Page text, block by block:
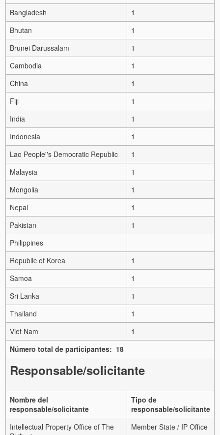
Bangladesh
1
Bhutan
1
Brunei Darussalam
1
Cambodia
1
China
1
Fiji
1
India
1
Indonesia
1
Lao People''s Democratic Republic
1
Malaysia
1
Mongolia
1
Nepal
1
Pakistan
1
Philippines
Republic of Korea
1
Samoa
1
Sri Lanka
1
Thailand
1
Viet Nam
1
Número total de participantes: 18
Responsable/solicitante
Nombre del
responsable/solicitante
Tipo de
responsable/solicitante
Intellectual Property Office of The
Member State / IP Office